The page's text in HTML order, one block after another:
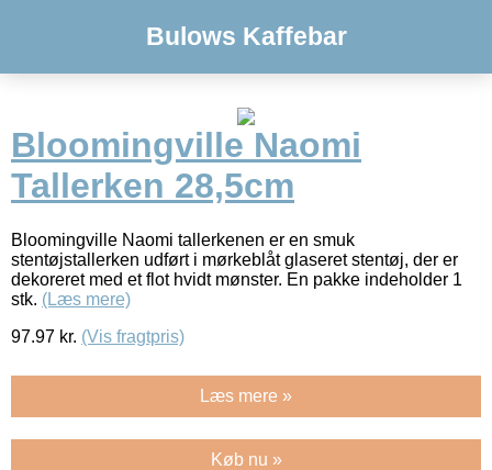
Bulows Kaffebar
Bloomingville Naomi
Tallerken 28,5cm
Bloomingville Naomi tallerkenen er en smuk
stentøjstallerken udført i mørkeblåt glaseret stentøj, der er
dekoreret med et flot hvidt mønster. En pakke indeholder 1
stk. (Læs mere)
97.97 kr. (Vis fragtpris)
Læs mere »
Køb nu »